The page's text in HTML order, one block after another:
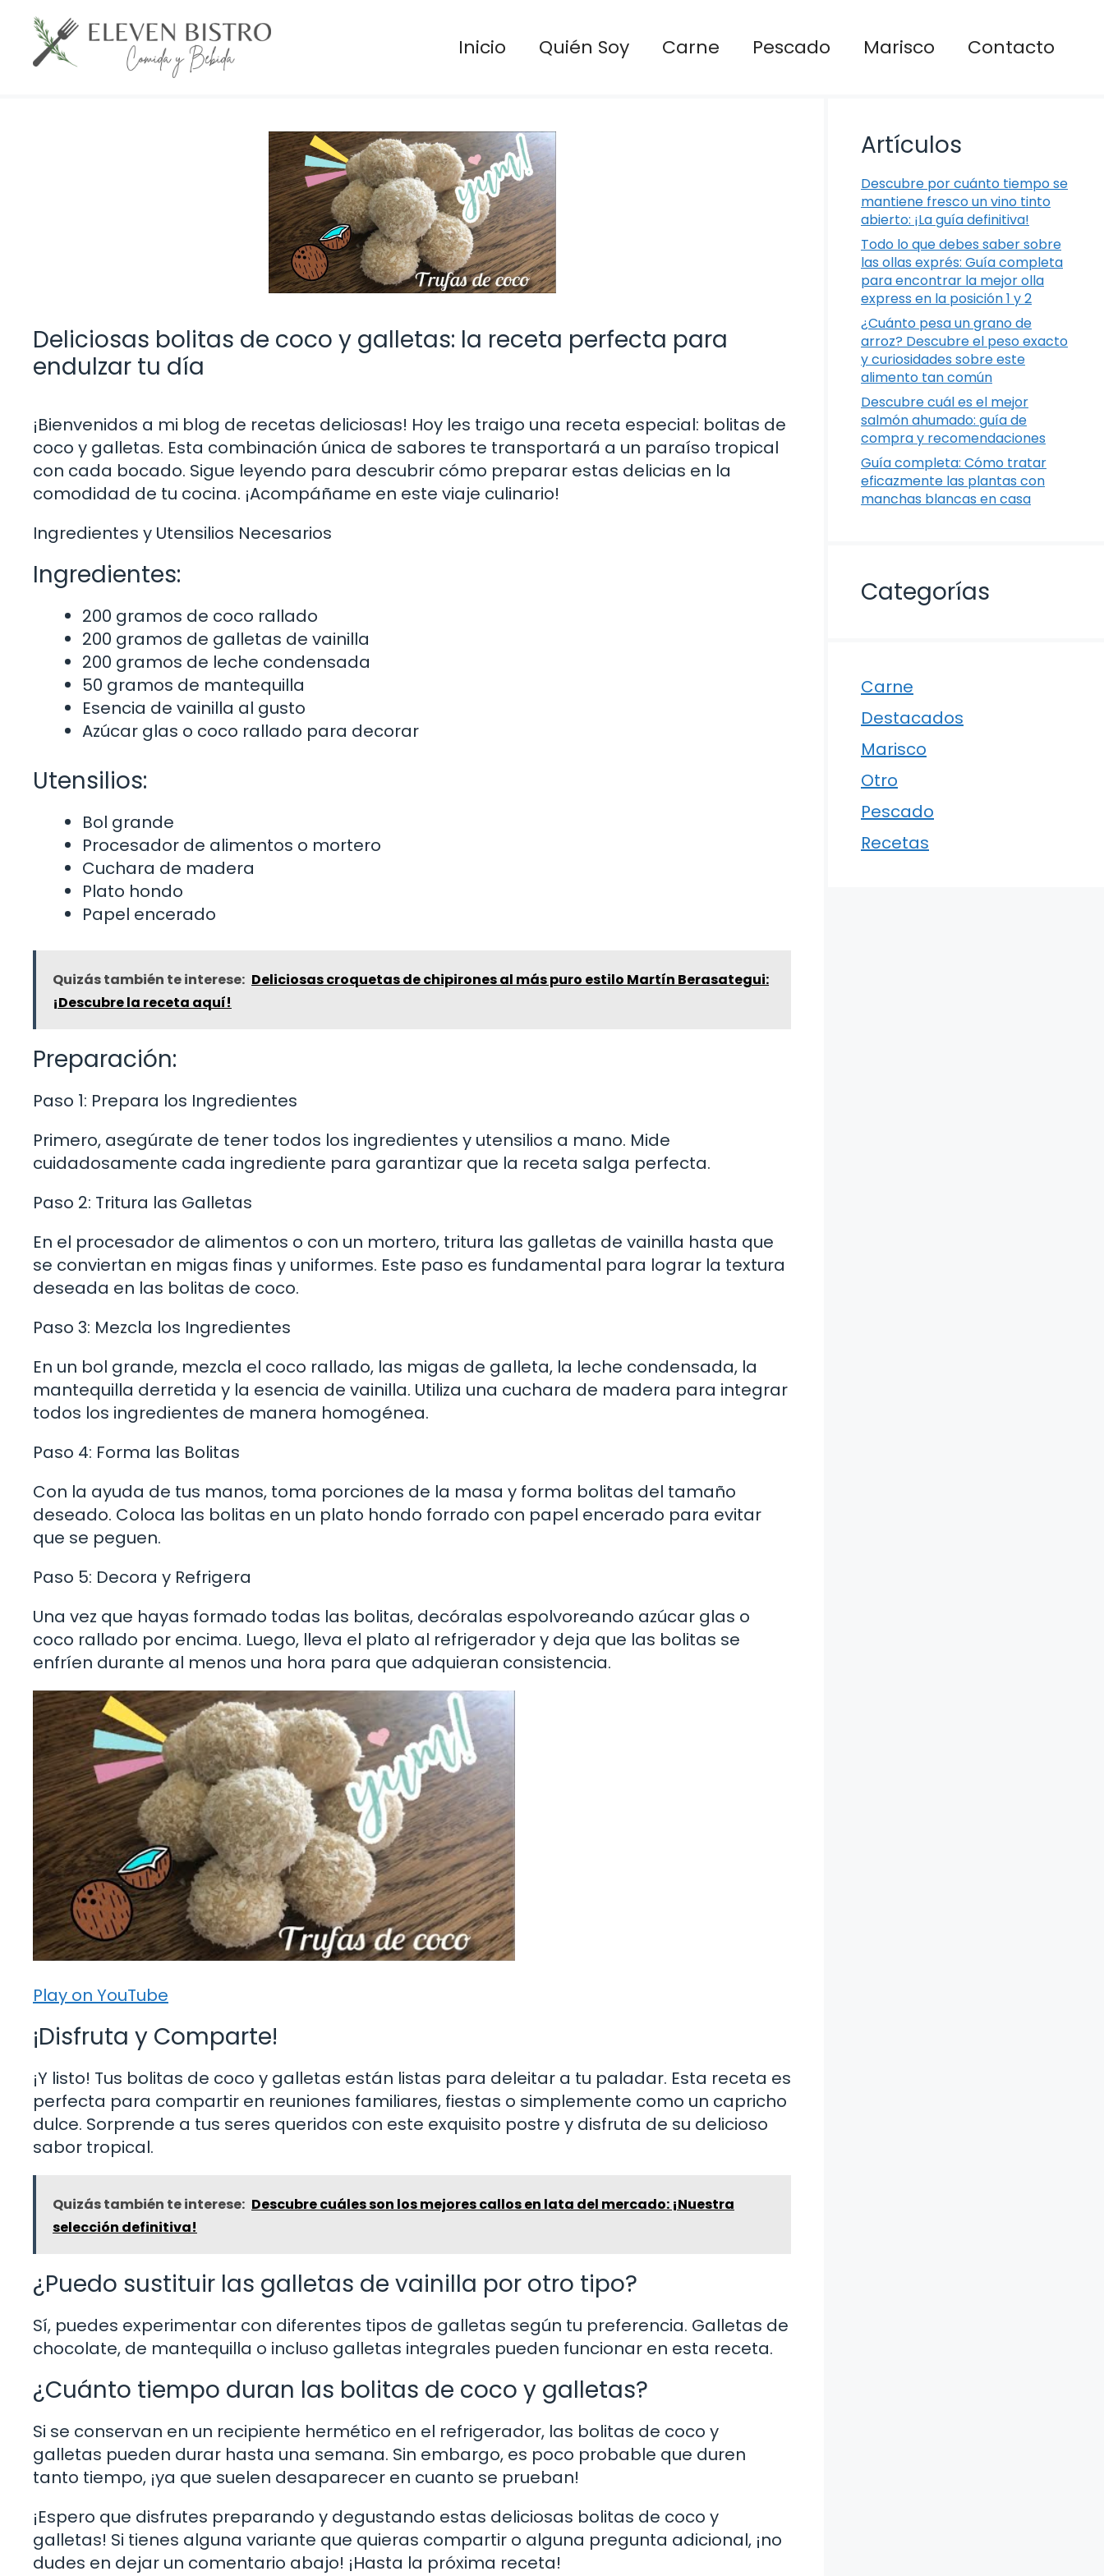
Saltar
contenido
Inicio Quién Soy Carne Pescado Marisco Contacto
Deliciosas bolitas de coco y galletas: la receta perfecta para
endulzar tu día
¡Bienvenidos a mi blog de recetas deliciosas! Hoy les traigo una receta especial: bolitas de
coco y galletas. Esta combinación única de sabores te transportará a un paraíso tropical
con cada bocado. Sigue leyendo para descubrir cómo preparar estas delicias en la
comodidad de tu cocina. ¡Acompáñame en este viaje culinario!
Ingredientes y Utensilios Necesarios
Ingredientes:
200 gramos de coco rallado
200 gramos de galletas de vainilla
200 gramos de leche condensada
50 gramos de mantequilla
Esencia de vainilla al gusto
Azúcar glas o coco rallado para decorar
Utensilios:
Bol grande
Procesador de alimentos o mortero
Cuchara de madera
Plato hondo
Papel encerado
Quizás también te interese: Deliciosas croquetas de chipirones al más puro estilo Martín Berasategui:
¡Descubre la receta aquí!
Preparación:
Paso 1: Prepara los Ingredientes
Primero, asegúrate de tener todos los ingredientes y utensilios a mano. Mide
cuidadosamente cada ingrediente para garantizar que la receta salga perfecta.
Paso 2: Tritura las Galletas
En el procesador de alimentos o con un mortero, tritura las galletas de vainilla hasta que
se conviertan en migas finas y uniformes. Este paso es fundamental para lograr la textura
deseada en las bolitas de coco.
Paso 3: Mezcla los Ingredientes
En un bol grande, mezcla el coco rallado, las migas de galleta, la leche condensada, la
mantequilla derretida y la esencia de vainilla. Utiliza una cuchara de madera para integrar
todos los ingredientes de manera homogénea.
Paso 4: Forma las Bolitas
Con la ayuda de tus manos, toma porciones de la masa y forma bolitas del tamaño
deseado. Coloca las bolitas en un plato hondo forrado con papel encerado para evitar
que se peguen.
Paso 5: Decora y Refrigera
Una vez que hayas formado todas las bolitas, decóralas espolvoreando azúcar glas o
coco rallado por encima. Luego, lleva el plato al refrigerador y deja que las bolitas se
enfríen durante al menos una hora para que adquieran consistencia.
Play on YouTube
¡Disfruta y Comparte!
¡Y listo! Tus bolitas de coco y galletas están listas para deleitar a tu paladar. Esta receta es
perfecta para compartir en reuniones familiares, fiestas o simplemente como un capricho
dulce. Sorprende a tus seres queridos con este exquisito postre y disfruta de su delicioso
sabor tropical.
Quizás también te interese: Descubre cuáles son los mejores callos en lata del mercado: ¡Nuestra
selección definitiva!
¿Puedo sustituir las galletas de vainilla por otro tipo?
Sí, puedes experimentar con diferentes tipos de galletas según tu preferencia. Galletas de
chocolate, de mantequilla o incluso galletas integrales pueden funcionar en esta receta.
¿Cuánto tiempo duran las bolitas de coco y galletas?
Si se conservan en un recipiente hermético en el refrigerador, las bolitas de coco y
galletas pueden durar hasta una semana. Sin embargo, es poco probable que duren
tanto tiempo, ¡ya que suelen desaparecer en cuanto se prueban!
¡Espero que disfrutes preparando y degustando estas deliciosas bolitas de coco y
galletas! Si tienes alguna variante que quieras compartir o alguna pregunta adicional, ¡no
dudes en dejar un comentario abajo! ¡Hasta la próxima receta!
Artículos
Descubre por cuánto tiempo se
mantiene fresco un vino tinto
abierto: ¡La guía definitiva!
Todo lo que debes saber sobre
las ollas exprés: Guía completa
para encontrar la mejor olla
express en la posición 1 y 2
¿Cuánto pesa un grano de
arroz? Descubre el peso exacto
y curiosidades sobre este
alimento tan común
Descubre cuál es el mejor
salmón ahumado: guía de
compra y recomendaciones
Guía completa: Cómo tratar
eficazmente las plantas con
manchas blancas en casa
Categorías
Carne
Destacados
Marisco
Otro
Pescado
Recetas